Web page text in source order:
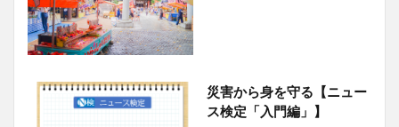
災害から身を守る【ニュー
ス検定「入門編」】